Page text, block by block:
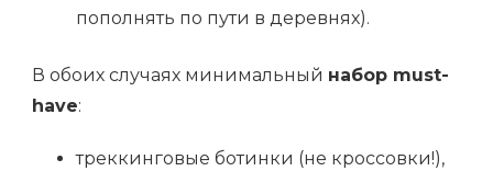
пополнять по пути в деревнях).
В обоих случаях минимальный набор must-
have:
треккинговые ботинки (не кроссовки!),